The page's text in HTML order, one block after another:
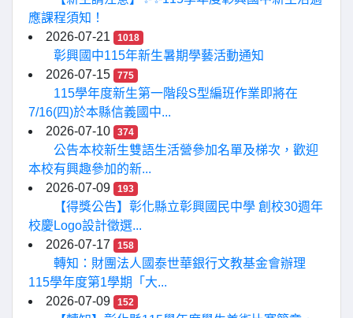
應課程須知！
2026-07-21
1018
彰興國中115年新生暑期學藝活動通知
2026-07-15
775
115學年度新生第一階段S型編班作業即將在
7/16(四)於本縣信義國中...
2026-07-10
374
公告本校新生雙語生活營參加名單及梯次，歡迎
本校有興趣參加的新...
2026-07-09
193
【得獎公告】彰化縣立彰興國民中學 創校30週年
校慶Logo設計徵選...
2026-07-17
158
轉知：財團法人國泰世華銀行文教基金會辦理
115學年度第1學期「大...
2026-07-09
152